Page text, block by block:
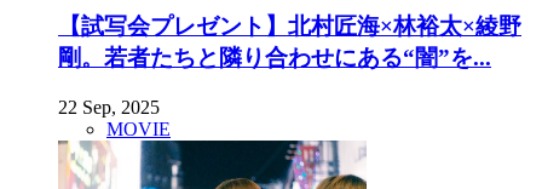
【試写会プレゼント】北村匠海×林裕太×綾野
剛。若者たちと隣り合わせにある“闇”を...
22 Sep, 2025
MOVIE